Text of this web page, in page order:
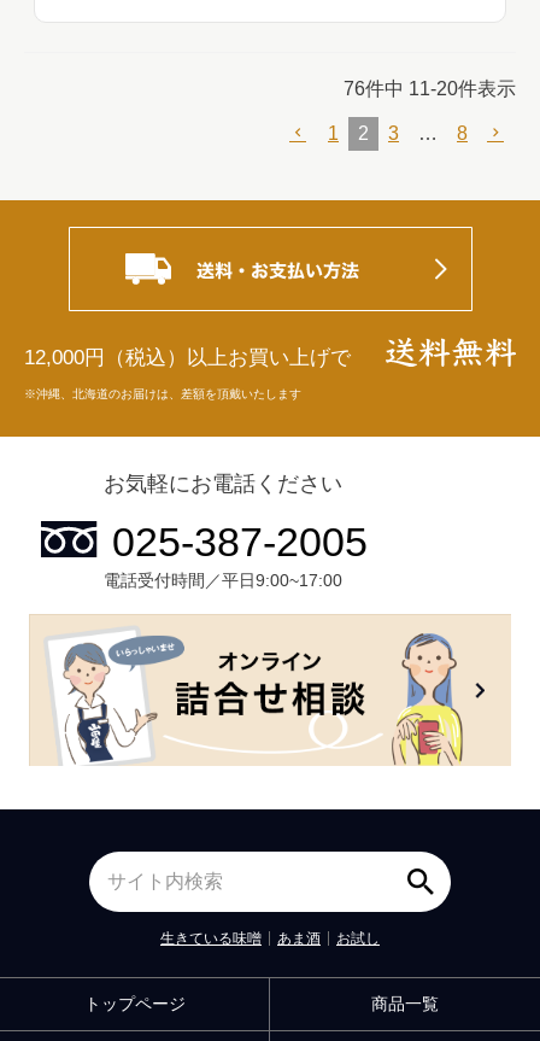
76件中 11-20件表示
1 2 3 … 8
12,000円（税込）以上お買い上げで
※沖縄、北海道のお届けは、差額を頂戴いたします
お気軽にお電話ください
電話受付時間／平日9:00~17:00
生きている味噌 あま酒 お試し
トップページ 商品一覧